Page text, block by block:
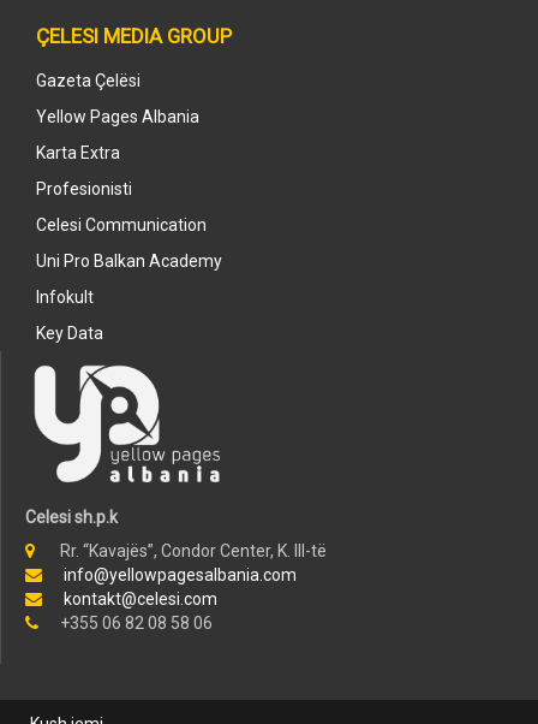
ÇELESI MEDIA GROUP
Gazeta Çelësi
Yellow Pages Albania
Karta Extra
Profesionisti
Celesi Communication
Uni Pro Balkan Academy
Infokult
Key Data
Celesi sh.p.k
Rr. “Kavajës”, Condor Center, K. III-të
info@yellowpagesalbania.com
kontakt@celesi.com
+355 06 82 08 58 06